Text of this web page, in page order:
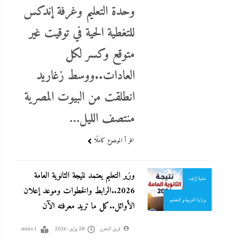
وحدة التعليم وغرفة إندكس
للتغطية الحية في توقيت غير
متوقع وكسر لكل
العادات..ووسط زغاريد
انطلقت من البيوت المصرية
منتصف الليل…
اقر أ الموضوع كاملًا
نشرة لايف
وزارة التربية و التعليم
وزير التعليم يعتمد نتيجة الثانوية العامة
2026..الرابط والخطوات وموعد إعلان
الأوائل..كل ما تريد معرفته الآن
فريق التحرير 28 يوليو، 2026 1 mins